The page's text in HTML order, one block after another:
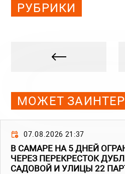
РУБРИКИ
МОЖЕТ
07.08.2026 21:37
В САМАРЕ НА 5 ДНЕЙ
ЧЕРЕЗ ПЕРЕКРЕСТОК
САДОВОЙ И УЛИЦЫ 22